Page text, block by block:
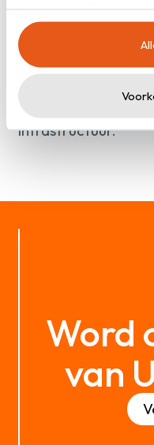
toestaan’ te klikken, ga
cookies zoals
cookieverklaring
Dieovertuigingis
infrastructuur
bouwenwijaaneen
Nederlandse
zekerheid
infrastructuur.
Word
van